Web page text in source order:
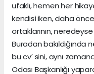
ufaklı, hemen her
kendisi iken, daha
ortaklarının, neredeyse
Buradan bakıldığında
bu cv’ sini, aynı
Odası Başkanlığı